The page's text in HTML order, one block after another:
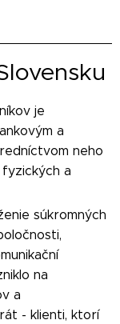
je
a
neho
a
súkromných
na
a
- klienti, ktorí